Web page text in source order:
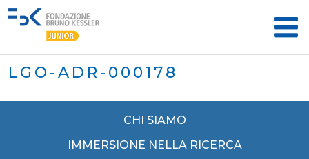
LGO-ADR-000178
CHI SIAMO
IMMERSIONE NELLA RICERCA